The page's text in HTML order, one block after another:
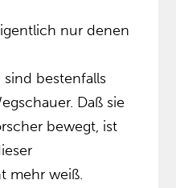
nur denen
bestenfalls
Daß sie
bewegt, ist
mehr weiß.